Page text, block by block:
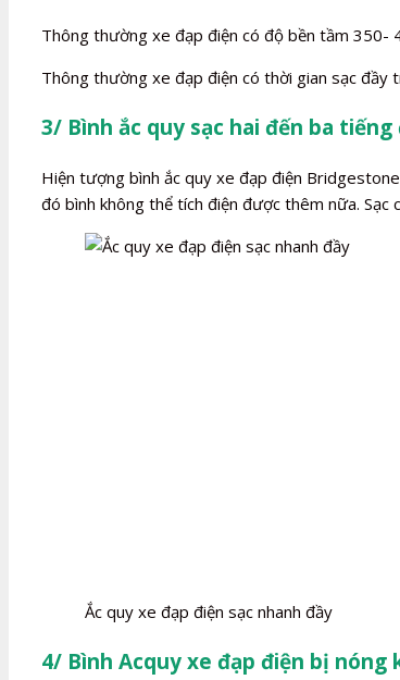
Thông thường xe đạp điện có độ bền tầm 350-
Thông thường xe đạp điện có thời gian sạc đầy
3/ Bình ắc quy sạc hai đến ba
Hiện tượng bình ắc quy xe đạp điện
đó bình không thể tích điện được thêm nữa. Sạc
Ắc quy xe đạp điện sạc nhanh đầy
4/ Bình Acquy xe đạp điện bị nóng